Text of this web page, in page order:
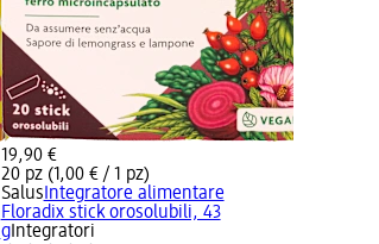
19,90 €
20 pz (1,00 € / 1 pz)
Salus Integratore alimentare
Floradix stick orosolubili, 43
gIntegratori